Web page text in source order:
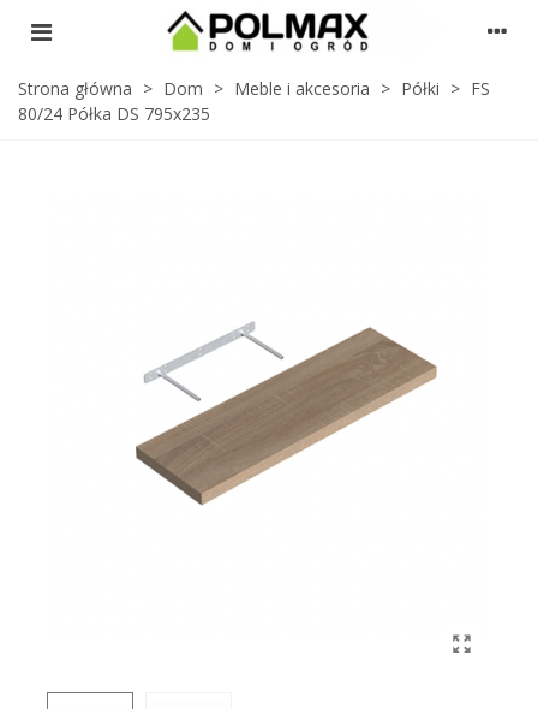
Strona główna > Dom > Meble i akcesoria > Półki > FS
80/24 Półka DS 795x235